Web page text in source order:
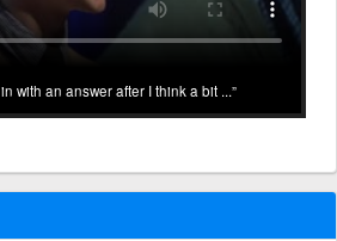
in with an answer after I think a bit ...